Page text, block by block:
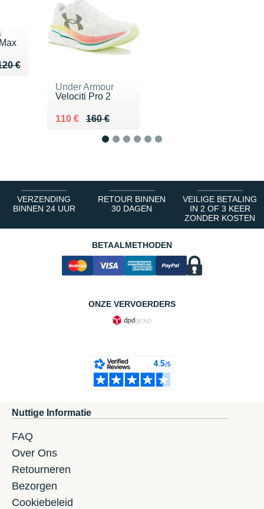
€
120 €
€
Under Armour
Velociti Pro 2
160 €
Au lieu de 160 €
110 €
Vendu 110 €
VERZENDING
BINNEN 24 UUR
RETOUR BINNEN
30 DAGEN
VEILIGE BETALING
IN 2 OF 3 KEER
ZONDER KOSTEN
BETAALMETHODEN
ONZE VERVOERDERS
Nuttige Informatie
FAQ
Over Ons
Retourneren
Bezorgen
Cookiebeleid